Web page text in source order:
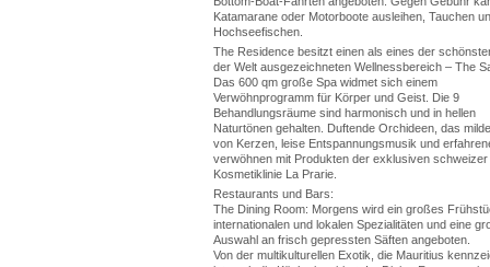
Katamarane oder Motorboote ausleihen, Tauchen
Hochseefischen.
The Residence besitzt einen als eines der
der Welt ausgezeichneten Wellnessbereich – The
Das 600 qm große Spa widmet sich einem
Verwöhnprogramm für Körper und Geist. Die 9
Behandlungsräume sind harmonisch und in hellen
Naturtönen gehalten. Duftende Orchideen, das
von Kerzen, leise Entspannungsmusik und
verwöhnen mit Produkten der exklusiven schweizer
Kosmetiklinie La Prarie.
Restaurants und Bars:
The Dining Room: Morgens wird ein großes
internationalen und lokalen Spezialitäten und eine
Auswahl an frisch gepressten Säften angeboten.
Von der multikulturellen Exotik, die Mauritius